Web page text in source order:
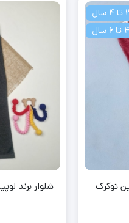
2 تا 4 سال
4 تا 6 سال
توکرک
شلوار برند